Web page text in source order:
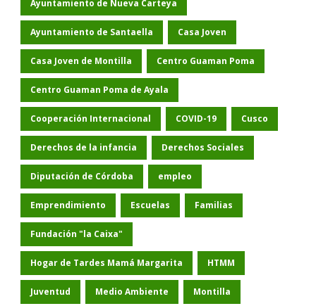
Ayuntamiento de Nueva Carteya
Ayuntamiento de Santaella Casa Joven
Casa Joven de Montilla Centro Guaman Poma
Centro Guaman Poma de Ayala
Cooperación Internacional COVID-19 Cusco
Derechos de la infancia Derechos Sociales
Diputación de Córdoba empleo
Emprendimiento Escuelas Familias
Fundación "la Caixa"
Hogar de Tardes Mamá Margarita HTMM
Juventud Medio Ambiente Montilla